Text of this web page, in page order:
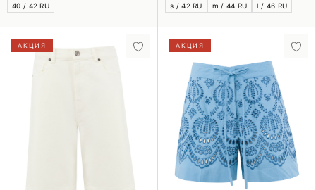
40 / 42 RU s / 42 RU m / 44 RU l / 46 RU
АКЦИЯ АКЦИЯ